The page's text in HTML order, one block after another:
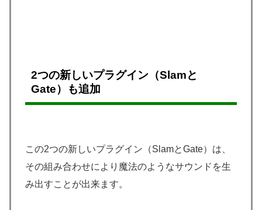
2つの新しいプラグイン（Slamと
Gate）も追加
この2つの新しいプラグイン（SlamとGate）は、
その組み合わせにより魔法のようなサウンドを生
み出すことが出来ます。